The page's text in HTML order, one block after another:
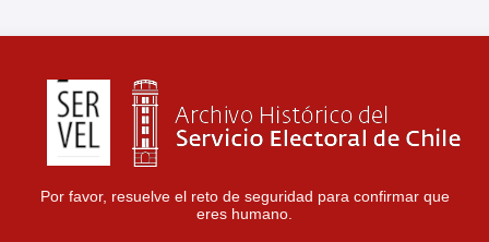
Por favor, resuelve el reto de seguridad para confirmar que
eres humano.